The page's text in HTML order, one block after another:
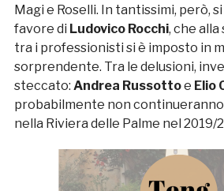
Magi e Roselli. In tantissimi, però,
favore di Ludovico Rocchi, che
tra i professionisti si è imposto in
sorprendente. Tra le delusioni,
steccato: Andrea Russottoe Elio
probabilmente non
nella Riviera delle Palme nel 2019/